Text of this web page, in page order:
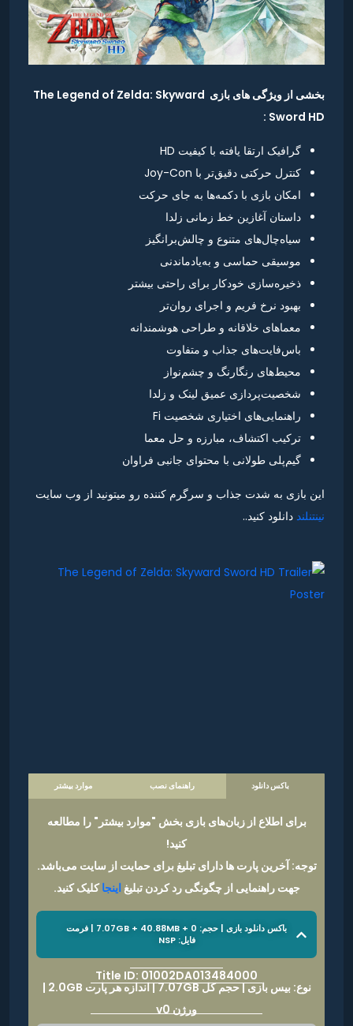
بخشی از ویژگی های بازی The Legend of Zelda: Skyward
Sword HD :
گرافیک ارتقا یافته با کیفیت HD
کنترل حرکتی دقیق‌تر با Joy-Con
امکان بازی با دکمه‌ها به جای حرکت
داستان آغازین خط زمانی زلدا
سیاه‌چال‌های متنوع و چالش‌برانگیز
موسیقی حماسی و به‌یادماندنی
ذخیره‌سازی خودکار برای راحتی بیشتر
بهبود نرخ فریم و اجرای روان‌تر
معماهای خلاقانه و طراحی هوشمندانه
باس‌فایت‌های جذاب و متفاوت
محیط‌های رنگارنگ و چشم‌نواز
شخصیت‌پردازی عمیق لینک و زلدا
راهنمایی‌های اختیاری شخصیت Fi
ترکیب اکتشاف، مبارزه و حل معما
گیم‌پلی طولانی با محتوای جانبی فراوان
این بازی به شدت جذاب و سرگرم کننده رو میتونید از وب سایت
نینتنلند دانلود کنید..
باکس دانلود راهنمای نصب موارد بیشتر
برای اطلاع از زبان‌های بازی بخش "موارد بیشتر" را مطالعه
کنید!
توجه: آخرین پارت ها دارای تبلیغ برای حمایت از سایت می‌باشد.
جهت راهنمایی از چگونگی رد کردن تبلیغ اینجاکلیک کنید.
باکس دانلود بازی | حجم: 7.07GB + 40.88MB + 0 | فرمت
فایل: NSP
Title ID: 01002DA013484000
نوع: بیس بازی | حجم کل 7.07GB | اندازه هر پارت 2.0GB |
ورژن v0